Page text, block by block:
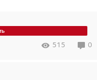
515 0